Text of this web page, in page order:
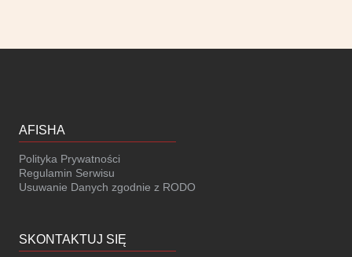
AFISHA
Polityka Prywatności
Regulamin Serwisu
Usuwanie Danych zgodnie z RODO
SKONTAKTUJ SIĘ